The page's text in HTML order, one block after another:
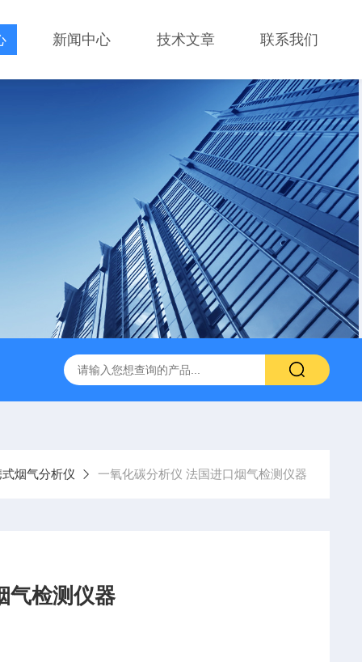
新闻中心 技术文章 联系我们
烟尘烟气分析仪 便携式高精准法国进口品牌
烟气分析仪 一氧化碳分析仪 法国进口烟气检测仪器
气检测仪器